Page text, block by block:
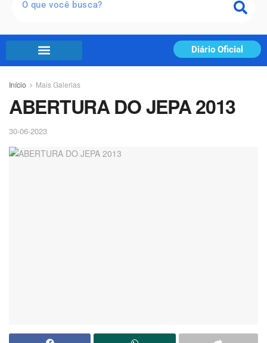
Diário Oficial
Início Mais Galerias
ABERTURA DO JEPA 2013
30-06-2023